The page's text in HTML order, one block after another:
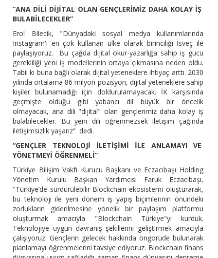
“ANA DİLİ DİJİTAL OLAN GENÇLERİMİZ DAHA KOLAY İŞ
BULABİLECEKLER”
Erol Bilecik, "Dünyadaki sosyal medya kullanımlarında
Instagram'ı en çok kullanan ülke olarak birinciliği İsveç ile
paylaşıyoruz. Bu çağda dijital okur-yazarlığa sahip iş gücü
gerekliliği yeni iş modellerinin ortaya çıkmasına neden oldu.
Tabii ki buna bağlı olarak dijital yeteneklere ihtiyaç arttı. 2030
yılında ortalama 86 milyon pozisyon, dijital yeteneklere sahip
kişiler bulunamadığı için doldurulamayacak. İK karşısında
geçmişte olduğu gibi yabancı dil büyük bir öncelik
olmayacak, ana dili "dijital" olan gençlerimiz daha kolay iş
bulabilecekler. Bu yeni dili öğrenmezsek iletişim çağında
iletişimsizlik yaşarız” dedi.
“GENÇLER TEKNOLOJİ İLETİŞİMİ İLE ANLAMAYI VE
YÖNETMEYİ ÖĞRENMELİ”
Türkiye Bilişim Vakfı Kurucu Başkanı ve Eczacıbaşı Holding
Yönetim Kurulu Başkan Yardımcısı Faruk Eczacıbaşı,
"Türkiye’de sürdürülebilir Blockchain ekosistemi oluşturarak,
bu teknoloji ile yeni dönem iş yapış biçimlerinin önündeki
zorlukların giderilmesine yönelik bir paylaşım platformu
oluşturmak amacıyla "Blockchain Türkiye"yi kurduk.
Teknolojiye uygun davranış şekillerini geliştirmek amacıyla
çalışıyoruz. Gençlerin gelecek hakkında öngörüde bulunarak
planlamayı öğrenmelerini tavsiye ediyoruz. Blockchain finans